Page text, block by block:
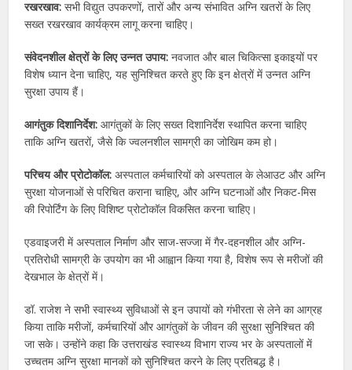
रखरखाव: सभी विद्युत उपकरणों, तारों और अन्य संभावित अग्नि खतरों के लिए
सख्त रखरखाव कार्यक्रम लागू करना चाहिए।
संवेदनशील क्षेत्रों के लिए उन्नत उपाय: नवजात और बाल चिकित्सा इकाइयों पर
विशेष ध्यान देना चाहिए, यह सुनिश्चित करते हुए कि इन क्षेत्रों में उन्नत अग्नि
सुरक्षा उपाय हैं।
आगंतुक दिशानिर्देश: आगंतुकों के लिए सख्त दिशानिर्देश स्थापित करना चाहिए
ताकि अग्नि खतरों, जैसे कि ज्वलनशील सामग्री का जोखिम कम हो।
परिचय और प्रोटोकॉल: अस्पताल कर्मचारियों को अस्पताल के लेआउट और अग्नि
सुरक्षा योजनाओं से परिचित कराना चाहिए, और अग्नि घटनाओं और निकट-मिस
की रिपोर्टिंग के लिए विशिष्ट प्रोटोकॉल विकसित करना चाहिए।
एडवाइजरी में अस्पताल निर्माण और साज-सज्जा में गैर-दहनशील और अग्नि-
प्रतिरोधी सामग्री के उपयोग का भी आह्वान किया गया है, विशेष रूप से मरीजों की
देखभाल के क्षेत्रों में।
डॉ. राजेश ने सभी स्वास्थ्य सुविधाओं से इन उपायों को गंभीरता से लेने का आग्रह
किया ताकि मरीजों, कर्मचारियों और आगंतुकों के जीवन की सुरक्षा सुनिश्चित की
जा सके। उन्होंने कहा कि उत्तराखंड स्वास्थ्य विभाग राज्य भर के अस्पतालों में
उच्चतम अग्नि सुरक्षा मानकों को सुनिश्चित करने के लिए प्रतिबद्ध है।